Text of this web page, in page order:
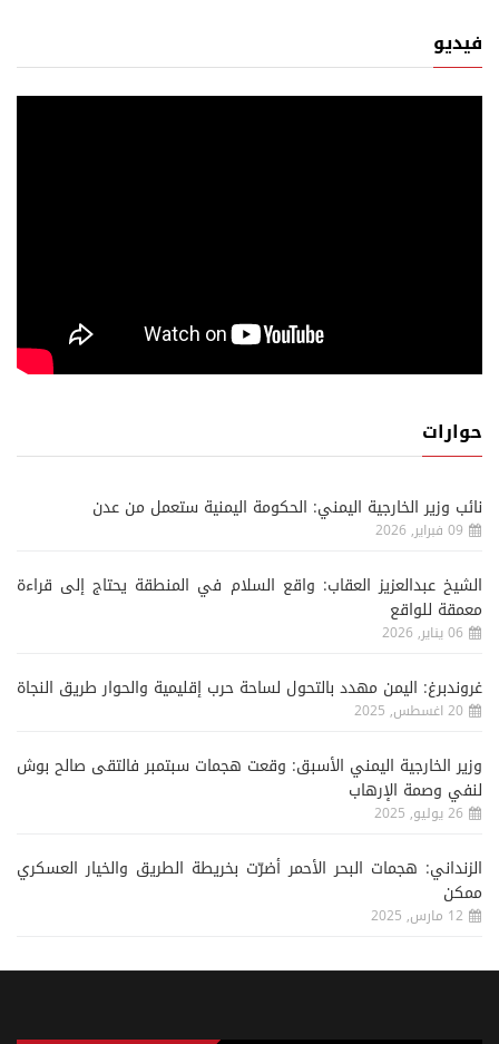
فيديو
حوارات
نائب وزير الخارجية اليمني: الحكومة اليمنية ستعمل من عدن
09 فبراير, 2026
الشيخ عبدالعزيز العقاب: واقع السلام في المنطقة يحتاج إلى قراءة
معمقة للواقع
06 يناير, 2026
غروندبرغ: اليمن مهدد بالتحول لساحة حرب إقليمية والحوار طريق النجاة
20 اغسطس, 2025
وزير الخارجية اليمني الأسبق: وقعت هجمات سبتمبر فالتقى صالح بوش
لنفي وصمة الإرهاب
26 يوليو, 2025
الزنداني: هجمات البحر الأحمر أضرّت بخريطة الطريق والخيار العسكري
ممكن
12 مارس, 2025